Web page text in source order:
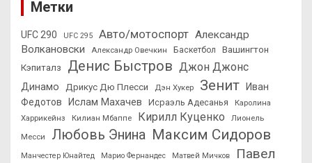
Метки
UFC 290 UFC 295 Авто/мотоспорт Александр
Волкановски
Александр Овечкин Баскетбол
Вашингтон
Кэпиталз
Денис Быстров Джон Джонс
Динамо Дрикус Дю Плесси Дэн Хукер Зенит
Иван
Федотов
Ислам Махачев Исраэль Адесанья
Каролина
Харрикейнз
Килиан Мбаппе Кирилл Куценко
Лионель
Месси
Любовь Энина Максим Сидоров
Манчестер Юнайтед Марио Фернандес Матвей Мичков
Павел